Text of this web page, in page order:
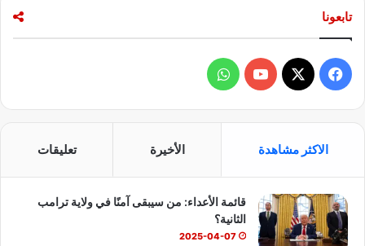
تابعونا
ي
و
ك
X
Y
T
u
ا
ا
ب
الاكثر مشاهدة الأخيرة تعليقات
قائمة الأعداء: من سيبقى آمنًا في ولاية ترامب
الثانية؟
2025-04-07